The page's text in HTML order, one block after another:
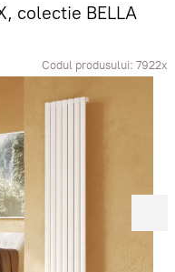
colectie BELLA
Codul produsului: 7922x